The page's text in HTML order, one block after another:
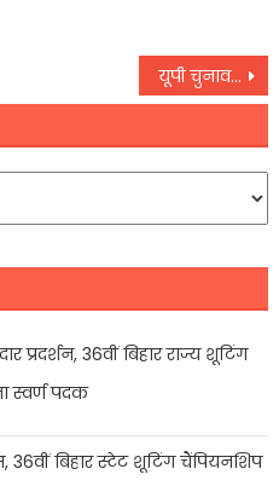
यूपी चुनाव 2022 : जलमार्ग से जुड़ेगी प्रभु श्रीराम की नगरी, मखौड़ा धाम की दशा भी बदलेगी
प्रदर्शन, 36वीं बिहार राज्य शूटिंग
स्वर्ण पदक
36वीं बिहार स्टेट शूटिंग चैंपियनशिप